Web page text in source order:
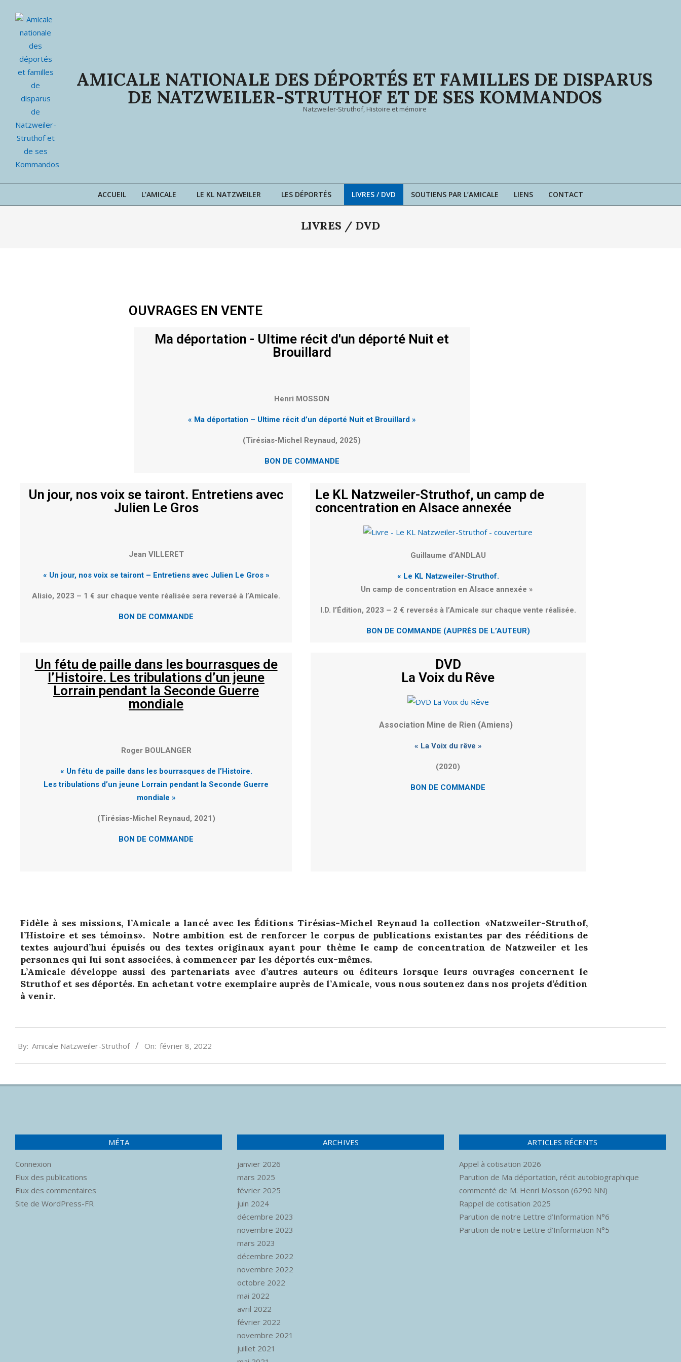
AMICALE NATIONALE DES DÉPORTÉS ET FAMILLES DE DISPARUS
DE NATZWEILER-STRUTHOF ET DE SES KOMMANDOS
Natzweiler-Struthof, Histoire et mémoire
ACCUEIL L’AMICALE LE KL NATZWEILER LES DÉPORTÉS LIVRES / DVD SOUTIENS PAR L’AMICALE LIENS CONTACT
LIVRES / DVD
OUVRAGES EN VENTE
Ma déportation - Ultime récit d'un déporté Nuit et
Brouillard
Henri MOSSON
« Ma déportation – Ultime récit d’un déporté Nuit et Brouillard »
(Tirésias-Michel Reynaud, 2025)
BON DE COMMANDE
Un jour, nos voix se tairont. Entretiens avec
Julien Le Gros
Jean VILLERET
« Un jour, nos voix se tairont – Entretiens avec Julien Le Gros »
Alisio, 2023 – 1 € sur chaque vente réalisée sera reversé à l’Amicale.
BON DE COMMANDE
Le KL Natzweiler-Struthof, un camp de
concentration en Alsace annexée
Guillaume d’ANDLAU
« Le KL Natzweiler-Struthof.
Un camp de concentration en Alsace annexée »
I.D. l’Édition, 2023 – 2 € reversés à l’Amicale sur chaque vente réalisée.
BON DE COMMANDE (AUPRÈS DE L’AUTEUR)
Un fétu de paille dans les bourrasques de
l’Histoire. Les tribulations d’un jeune
Lorrain pendant la Seconde Guerre
mondiale
Roger BOULANGER
« Un fétu de paille dans les bourrasques de l’Histoire.
Les tribulations d’un jeune Lorrain pendant la Seconde Guerre
mondiale »
(Tirésias-Michel Reynaud, 2021)
BON DE COMMANDE
DVD
La Voix du Rêve
Association Mine de Rien (Amiens)
« La Voix du rêve »
(2020)
BON DE COMMANDE
Fidèle à ses missions, l’Amicale a lancé avec les Éditions Tirésias-Michel Reynaud la collection «Natzweiler-Struthof,
l’Histoire et ses témoins». Notre ambition est de renforcer le corpus de publications existantes par des rééditions de
textes aujourd’hui épuisés ou des textes originaux ayant pour thème le camp de concentration de Natzweiler et les
personnes qui lui sont associées, à commencer par les déportés eux-mêmes.
L’Amicale développe aussi des partenariats avec d’autres auteurs ou éditeurs lorsque leurs ouvrages concernent le
Struthof et ses déportés. En achetant votre exemplaire auprès de l’Amicale, vous nous soutenez dans nos projets d’édition
à venir.
By: Amicale Natzweiler-Struthof On: février 8, 2022
MÉTA
Connexion
Flux des publications
Flux des commentaires
Site de WordPress-FR
ARCHIVES
janvier 2026
mars 2025
février 2025
juin 2024
décembre 2023
novembre 2023
mars 2023
décembre 2022
novembre 2022
octobre 2022
mai 2022
avril 2022
février 2022
novembre 2021
juillet 2021
ARTICLES RÉCENTS
Appel à cotisation 2026
Parution de Ma déportation, récit autobiographique
commenté de M. Henri Mosson (6290 NN)
Rappel de cotisation 2025
Parution de notre Lettre d’Information N°6
Parution de notre Lettre d’Information N°5